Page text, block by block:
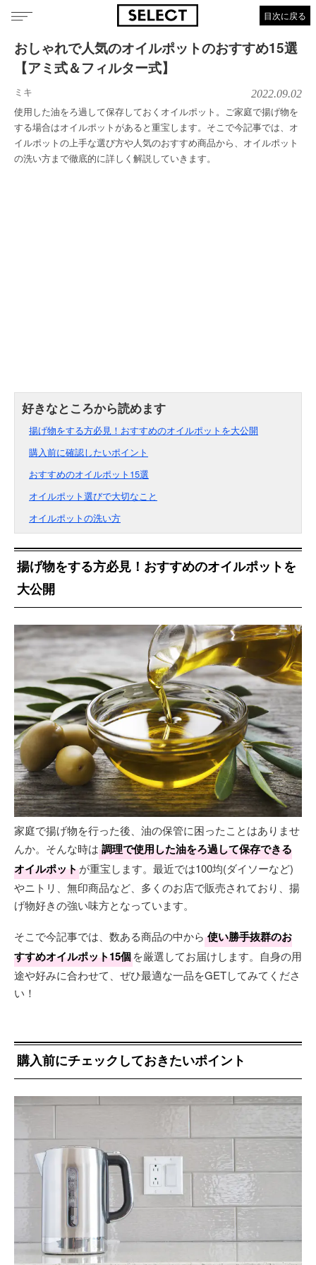
目次に戻る
おしゃれで人気のオイルポットのおすすめ15選
【アミ式＆フィルター式】
ミキ 2022.09.02
使用した油をろ過して保存しておくオイルポット。ご家庭で揚げ物を
する場合はオイルポットがあると重宝します。そこで今記事では、オ
イルポットの上手な選び方や人気のおすすめ商品から、オイルポット
の洗い方まで徹底的に詳しく解説していきます。
揚げ物をする方必見！おすすめのオイルポットを大公開
購入前に確認したいポイント
おすすめのオイルポット15選
オイルポット選びで大切なこと
オイルポットの洗い方
揚げ物をする方必見！おすすめのオイルポットを
大公開
家庭で揚げ物を行った後、油の保管に困ったことはありませ
んか。そんな時は 調理で使用した油をろ過して保存できる
オイルポットが重宝します。最近では100均(ダイソーなど)
やニトリ、無印商品など、多くのお店で販売されており、揚
げ物好きの強い味方となっています。
そこで今記事では、数ある商品の中から 使い勝手抜群のお
すすめオイルポット15個を厳選してお届けします。自身の用
途や好みに合わせて、ぜひ最適な一品をGETしてみてくださ
い！
購入前にチェックしておきたいポイント